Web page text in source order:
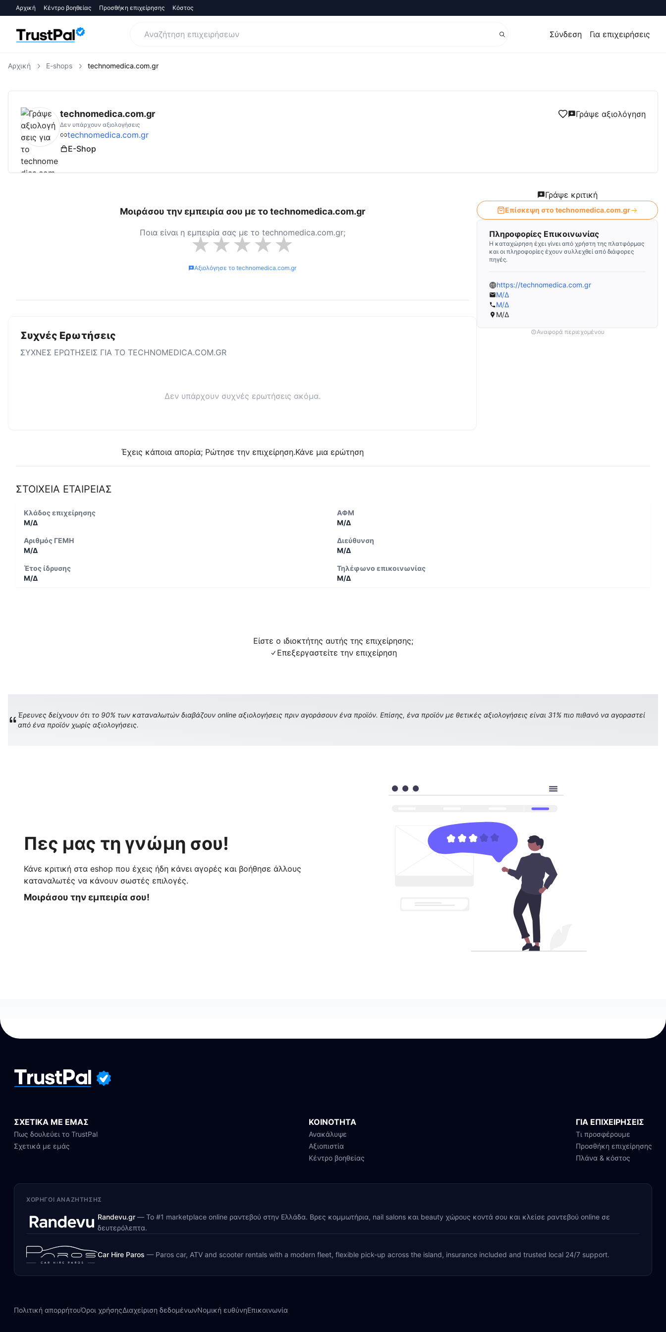
Αρχική Κέντρο βοηθείας Προσθήκη επιχείρησης Κόστος
Σύνδεση Για επιχειρήσεις
Αρχική E-shops technomedica.com.gr
technomedica.com.grΑξιολογήσεις | Δες Αξιολογήσεις και Κριτικές για
technomedica.com.gr Γράψε αξιολόγηση
Δεν υπάρχουν αξιολογήσεις
technomedica.com.gr
E-Shop
Μοιράσου την εμπειρία σου με τοtechnomedica.com.gr
Ποια είναι η εμπειρία σας με το technomedica.com.gr;
★★★★★
Αξιολόγησε το technomedica.com.gr
Συχνές Ερωτήσεις
ΣΥΧΝΕΣ ΕΡΩΤΗΣΕΙΣ ΓΙΑ ΤΟ TECHNOMEDICA.COM.GR
Δεν υπάρχουν συχνές ερωτήσεις ακόμα.
Έχεις κάποια απορία; Ρώτησε την επιχείρηση.Κάνε μια ερώτηση
Γράψε κριτική
Επίσκεψη στο technomedica.com.gr
Πληροφορίες Επικοινωνίας
Η καταχώρηση έχει γίνει από χρήστη της πλατφόρμας
και οι πληροφορίες έχουν συλλεχθεί από διάφορες
πηγές.
https://technomedica.com.gr
Μ/Δ
Μ/Δ
Μ/Δ
Αναφορά περιεχομένου
ΣΤΟΙΧΕΙΑ ΕΤΑΙΡΕΙΑΣ
Κλάδος επιχείρησης
Μ/Δ
ΑΦΜ
Μ/Δ
Αριθμός ΓΕΜΗ
Μ/Δ
Διεύθυνση
Μ/Δ
Έτος ίδρυσης
Μ/Δ
Τηλέφωνο επικοινωνίας
Μ/Δ
Είστε ο ιδιοκτήτης αυτής της επιχείρησης;
Επεξεργαστείτε την επιχείρηση
Έρευνες δείχνουν ότι το 90% των καταναλωτών διαβάζουν online αξιολογήσεις πριν αγοράσουν ένα προϊόν. Επίσης, ένα προϊόν με θετικές αξιολογήσεις είναι 31% πιο πιθανό να αγοραστεί
από ένα προϊόν χωρίς αξιολογήσεις.
Πες μας τη γνώμη σου!
Κάνε κριτική στα eshop που έχεις ήδη κάνει αγορές και βοήθησε άλλους
καταναλωτές να κάνουν σωστές επιλογές.
Μοιράσου την εμπειρία σου!
ΣΧΕΤΙΚΑ ΜΕ ΕΜΑΣ
Πως δουλεύει το TrustPal
Σχετικά με εμάς
ΚΟΙΝΟΤΗΤΑ
Ανακάλυψε
Αξιοπιστία
Κέντρο βοηθείας
ΓΙΑ ΕΠΙΧΕΙΡΗΣΕΙΣ
Τι προσφέρουμε
Προσθήκη επιχείρησης
Πλάνα & κόστος
ΧΟΡΗΓΟΊ ΑΝΑΖΉΤΗΣΗΣ
Randevu.gr — Το #1 marketplace online ραντεβού στην Ελλάδα. Βρες κομμωτήρια, nail salons και beauty χώρους κοντά σου και κλείσε ραντεβού online σε
δευτερόλεπτα.
Car Hire Paros — Paros car, ATV and scooter rentals with a modern fleet, flexible pick-up across the island, insurance included and trusted local 24/7 support.
Πολιτική απορρήτουΌροι χρήσηςΔιαχείριση δεδομένωνΝομική ευθύνηΕπικοινωνία